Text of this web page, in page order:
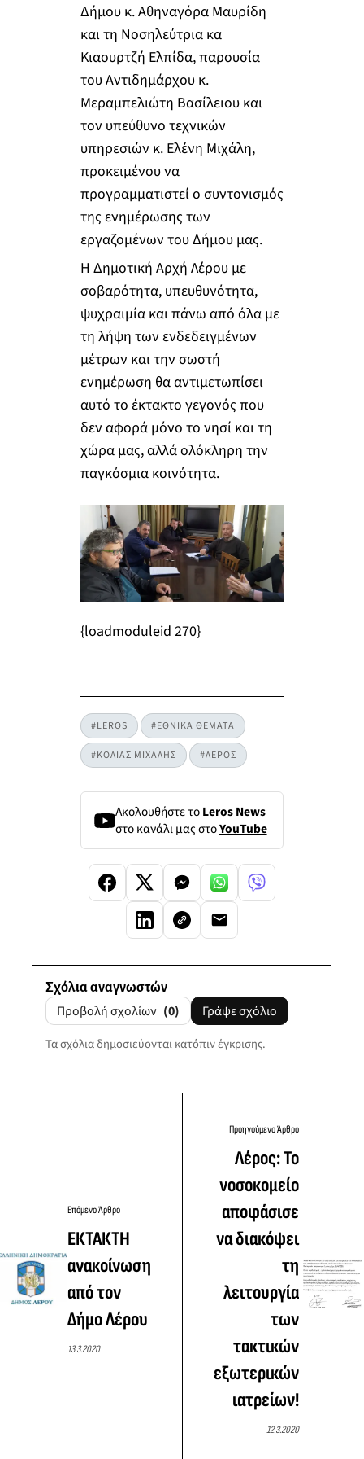
Δήμου κ. Αθηναγόρα Μαυρίδη
και τη Νοσηλεύτρια κα
Κιαουρτζή Ελπίδα, παρουσία
του Αντιδημάρχου κ.
Μεραμπελιώτη Βασίλειου και
τον υπεύθυνο τεχνικών
υπηρεσιών κ. Ελένη Μιχάλη,
προκειμένου να
προγραμματιστεί ο συντονισμός
της ενημέρωσης των
εργαζομένων του Δήμου μας.
Η Δημοτική Αρχή Λέρου με
σοβαρότητα, υπευθυνότητα,
ψυχραιμία και πάνω από όλα με
τη λήψη των ενδεδειγμένων
μέτρων και την σωστή
ενημέρωση θα αντιμετωπίσει
αυτό το έκτακτο γεγονός που
δεν αφορά μόνο το νησί και τη
χώρα μας, αλλά ολόκληρη την
παγκόσμια κοινότητα.
{loadmoduleid 270}
#LEROS #ΕΘΝΙΚΑ ΘΕΜΑΤΑ
#ΚΟΛΙΑΣ ΜΙΧΑΛΗΣ #ΛΕΡΟΣ
Ακολουθήστε τοLeros News
στο κανάλι μας στοYouTube
Σχόλια αναγνωστών
Προβολή σχολίων (0) Γράψε σχόλιο
Τα σχόλια δημοσιεύονται κατόπιν έγκρισης.
Επόμενο Άρθρο
ΕΚΤΑΚΤΗ
ανακοίνωση
από τον
Δήμο Λέρου
13.3.2020
Προηγούμενο Άρθρο
Λέρος: Το
νοσοκομείο
αποφάσισε
να διακόψει
τη
λειτουργία
των
τακτικών
εξωτερικών
ιατρείων!
12.3.2020